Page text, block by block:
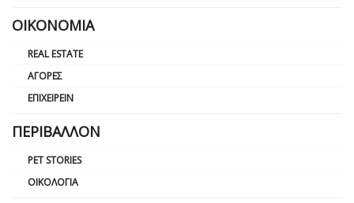
ΟΙΚΟΝΟΜΊΑ
REAL ESTATE
ΑΓΟΡΈΣ
ΕΠΙΧΕΙΡΕΊΝ
ΠΕΡΙΒΆΛΛΟΝ
PET STORIES
ΟΙΚΟΛΟΓΊΑ